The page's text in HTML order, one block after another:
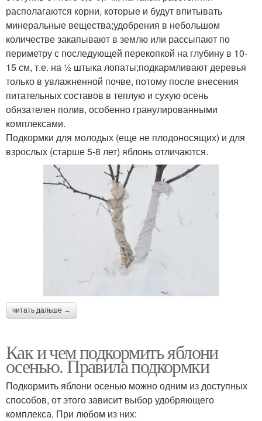
располагаются корни, которые и будут впитывать
минеральные вещества;удобрения в небольшом
количестве закапывают в землю или рассыпают по
периметру с последующей перекопкой на глубину в 10-
15 см, т.е. на ½ штыка лопаты;подкармливают деревья
только в увлажненной почве, потому после внесения
питательных составов в теплую и сухую осень
обязателен полив, особенно гранулированными
комплексами.
Подкормки для молодых (еще не плодоносящих) и для
взрослых (старше 5-8 лет) яблонь отличаются.
читать дальше →
Как и чем подкормить яблони
осенью. Правила подкормки
Подкормить яблони осенью можно одним из доступных
способов, от этого зависит выбор удобряющего
комплекса. При любом из них: